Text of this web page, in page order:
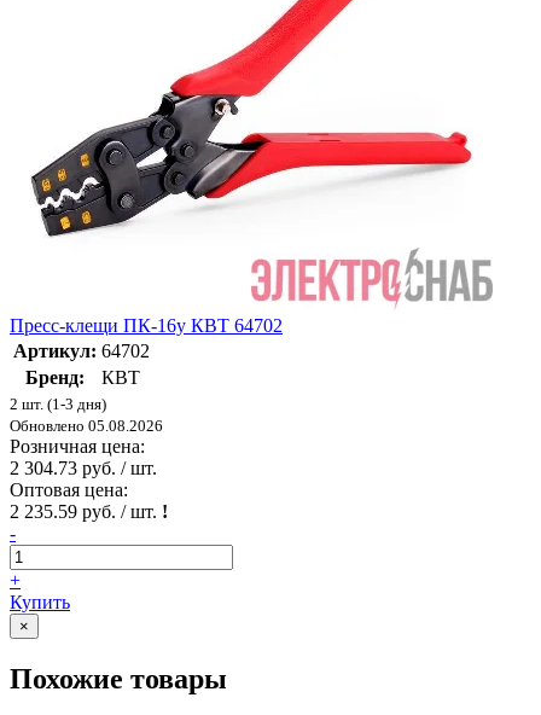
Пресс-клещи ПК-16у КВТ 64702
Артикул: 64702
Бренд:
КВТ
2 шт. (1-3 дня)
Обновлено 05.08.2026
Розничная цена:
2 304.73 руб. / шт.
Оптовая цена:
2 235.59 руб. / шт. !
-
+
Купить
×
Похожие товары